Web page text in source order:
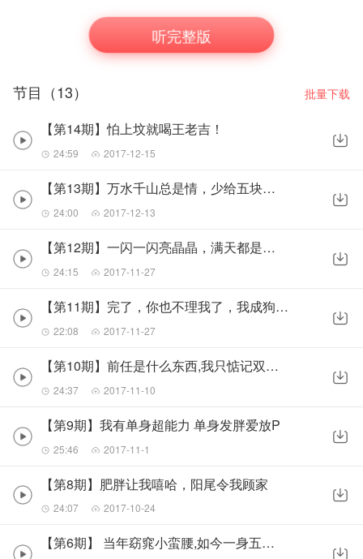
听完整版
节目（13） 批量下载
【第14期】怕上坟就喝王老吉！
24:59 2017-12-15
【第13期】万水千山总是情，少给五块行不行？
24:00 2017-12-13
【第12期】一闪一闪亮晶晶，满天都是狐狸精
24:15 2017-11-27
【第11期】完了，你也不理我了，我成狗不理了！
22:08 2017-11-27
【第10期】前任是什么东西,我只惦记双十一
24:37 2017-11-10
【第9期】我有单身超能力 单身发胖爱放P
25:46 2017-11-1
【第8期】肥胖让我嘻哈，阳尾令我顾家
24:07 2017-10-24
【第6期】 当年窈窕小蛮腰,如今一身五花膘